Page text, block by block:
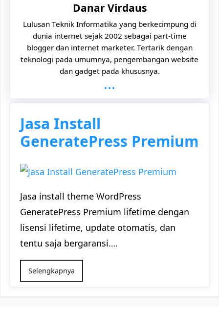
Danar Virdaus
Lulusan Teknik Informatika yang berkecimpung di
dunia internet sejak 2002 sebagai part-time
blogger dan internet marketer. Tertarik dengan
teknologi pada umumnya, pengembangan website
dan gadget pada khususnya.
...
Jasa Install
GeneratePress Premium
Jasa install theme WordPress
GeneratePress Premium lifetime dengan
lisensi lifetime, update otomatis, dan
tentu saja bergaransi….
Selengkapnya